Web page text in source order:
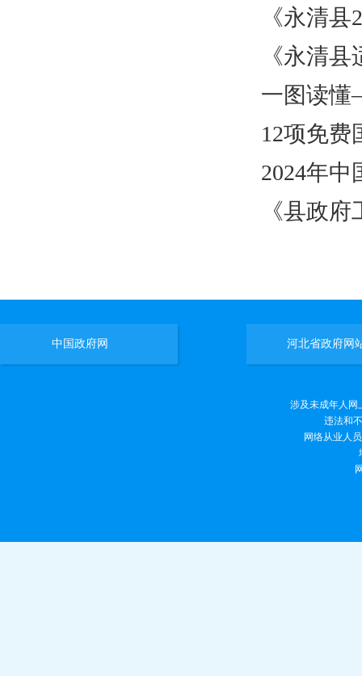
《永清
《永清
一图读
12项免费
2024年
《县政
中国政府网 河北省政府网
涉及未成年人网
违法和
网络从业人